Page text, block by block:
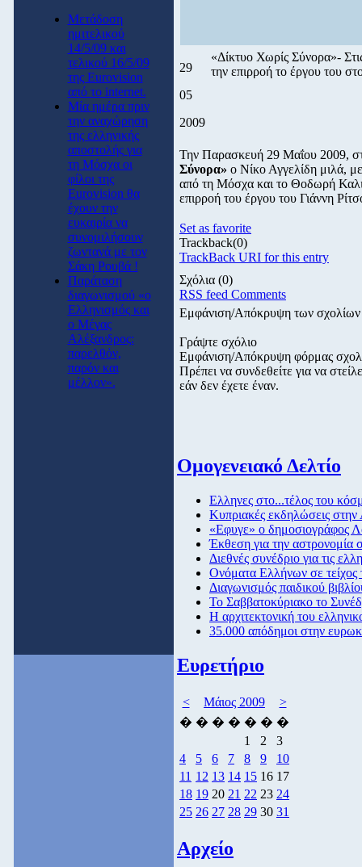
Μετάδοση
ημιτελικού
14/5/09 και
τελικού 16/5/09
της Eurovision
από το internet.
Μία ημέρα πριν
την αναχώρηση
της ελληνικής
αποστολής για
τη Μόσχα οι
φίλοι της
Eurovision θα
έχουν την
ευκαιρία να
συνομιλήσουν
ζωντανά με τον
Σάκη Ρουβά !
Παράταση
διαγωνισμού «ο
Ελληνισμός και
ο Μέγας
Αλέξανδρος:
παρελθόν,
παρόν και
μέλλον».
29
05
2009
«Δίκτυο Χωρίς Σύνορα»-
την επιρροή το έργου του
Την Παρασκευή 29 Μαΐου 2009,
Σύνορα» ο Νίκο Αγγελίδη μιλά,
από τη Μόσχα και το Θοδωρή
επιρροή του έργου του Γιάννη
Set as favorite
Trackback(0)
TrackBack URI for this entry
Σχόλια (0)
RSS feed Comments
Εμφάνιση/Απόκρυψη των σχολίων
Γράψτε σχόλιο
Εμφάνιση/Απόκρυψη φόρμας
Πρέπει να συνδεθείτε για να
εάν δεν έχετε έναν.
Ομογενειακό Δελτίο
Eλληνες στο...τέλος του
Κυπριακές εκδηλώσεις στην
«Εφυγε» ο δημοσιογράφος
Έκθεση για την αστρονομία
Διεθνές συνέδριο για τις
Ονόματα Ελλήνων σε τείχος
Διαγωνισμός παιδικού
To Σαββατοκύριακο το
H αρχιτεκτονική του
35.000 απόδημοι στην
Ευρετήριο
< Μάιος 2009
>
� � � � � � �
1
2
3
4
5 6 7 8 9
10
11 12 13 14 15 16 17
18 19 20 21 22 23 24
25 26 27 28 29 30 31
Αρχείο